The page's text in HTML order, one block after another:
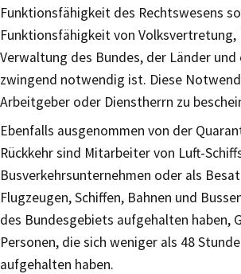
Funktionsfähigkeit des Rechtswesens
Funktionsfähigkeit von Volksvertretung,
Verwaltung des Bundes, der Länder und
zwingend notwendig ist. Diese
Arbeitgeber oder Dienstherrn zu
Ebenfalls ausgenommen von der
Rückkehr sind Mitarbeiter von Luft-
Busverkehrsunternehmen oder als
Flugzeugen, Schiffen, Bahnen und
des Bundesgebiets aufgehalten haben,
Personen, die sich weniger als 48
aufgehalten haben.